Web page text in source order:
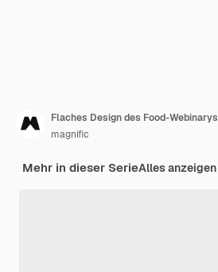
Flaches Design des Food-Webinarys
magnific
Mehr in dieser SerieAlles anzeigen